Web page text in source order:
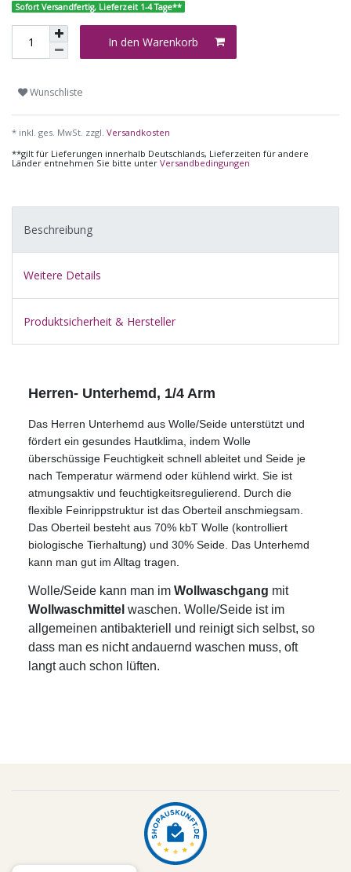
Sofort Versandfertig, Lieferzeit 1-4 Tage**
In den Warenkorb
Wunschliste
* inkl. ges. MwSt. zzgl. Versandkosten
**gilt für Lieferungen innerhalb Deutschlands, Lieferzeiten für andere
Länder entnehmen Sie bitte unter Versandbedingungen
Beschreibung
Weitere Details
Produktsicherheit & Hersteller
Herren- Unterhemd, 1/4 Arm
Das Herren Unterhemd aus Wolle/Seide unterstützt und
fördert ein gesundes Hautklima, indem Wolle
überschüssige Feuchtigkeit schnell ableitet und Seide je
nach Temperatur wärmend oder kühlend wirkt. Sie ist
atmungsaktiv und feuchtigkeitsregulierend. Durch die
flexible Feinrippstruktur ist das Oberteil anschmiegsam.
Das Oberteil besteht aus 70% kbT Wolle (kontrolliert
biologische Tierhaltung) und 30% Seide. Das Unterhemd
kann man gut im Alltag tragen.
Wolle/Seide kann man im Wollwaschgang mit
Wollwaschmittel waschen. Wolle/Seide ist im
allgemeinen antibakteriell und reinigt sich selbst, so
dass man es nicht andauernd waschen muss, oft
langt auch schon lüften.